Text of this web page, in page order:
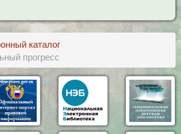
каталог
прогресс